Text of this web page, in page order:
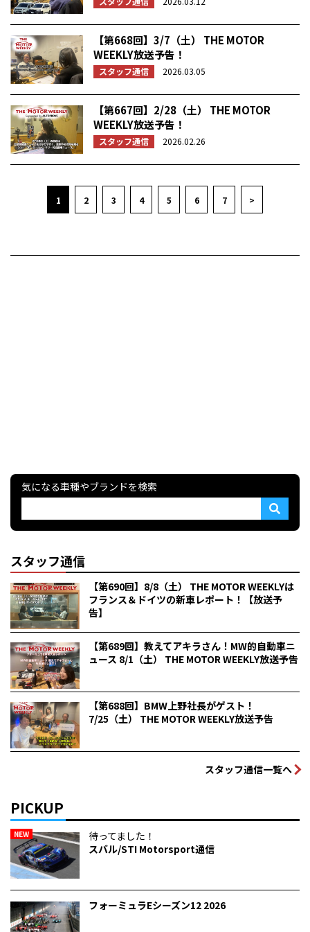
【第668回】3/7（土） THE MOTOR
WEEKLY放送予告！
スタッフ通信 2026.03.05
【第667回】2/28（土） THE MOTOR
WEEKLY放送予告！
スタッフ通信 2026.02.26
1 2 3 4 5 6 7 >
気になる車種やブランドを検索
スタッフ通信
【第690回】8/8（土） THE MOTOR WEEKLYは
フランス＆ドイツの新車レポート！【放送予
告】
【第689回】教えてアキラさん！MW的自動車ニ
ュース 8/1（土） THE MOTOR WEEKLY放送予告
【第688回】BMW上野社長がゲスト！
7/25（土） THE MOTOR WEEKLY放送予告
スタッフ通信一覧へ
PICKUP
NEW
待ってました！
スバル/STI Motorsport通信
フォーミュラEシーズン12 2026